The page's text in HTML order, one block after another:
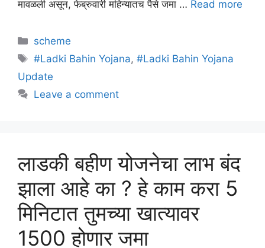
मावळली असून, फेब्रुवारी महिन्यातच पैसे जमा … Read more
Categories
scheme
Tags
#Ladki Bahin Yojana,#Ladki Bahin Yojana
Update
Leave a comment
लाडकी बहीण योजनेचा लाभ बंद
झाला आहे का ? हे काम करा 5
मिनिटात तुमच्या खात्यावर
1500 होणार जमा